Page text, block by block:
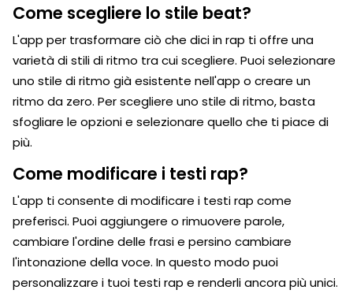
Come scegliere lo stile beat?
L'app per trasformare ciò che dici in rap ti offre una
varietà di stili di ritmo tra cui scegliere. Puoi selezionare
uno stile di ritmo già esistente nell'app o creare un
ritmo da zero. Per scegliere uno stile di ritmo, basta
sfogliare le opzioni e selezionare quello che ti piace di
più.
Come modificare i testi rap?
L'app ti consente di modificare i testi rap come
preferisci. Puoi aggiungere o rimuovere parole,
cambiare l'ordine delle frasi e persino cambiare
l'intonazione della voce. In questo modo puoi
personalizzare i tuoi testi rap e renderli ancora più unici.